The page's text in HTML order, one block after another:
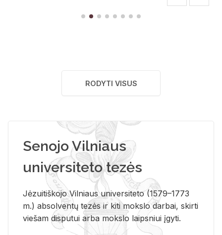
RODYTI VISUS
Senojo Vilniaus
universiteto tezės
Jėzuitiškojo Vilniaus universiteto (1579–1773
m.) absolventų tezės ir kiti mokslo darbai, skirti
viešam disputui arba mokslo laipsniui įgyti.